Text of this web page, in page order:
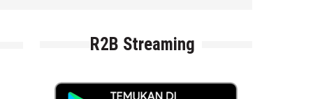
R2B Streaming